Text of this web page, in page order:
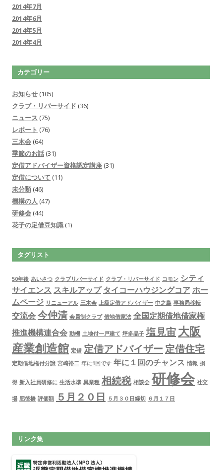
2014年7月
2014年6月
2014年5月
2014年4月
カテゴリー
お知らせ (105)
クラブ・リバーサイド (36)
ニュース (75)
レポート (76)
三木会 (64)
季節のお話 (31)
定借アドバイザー資格認定講座 (31)
定借について (11)
未分類 (46)
機構の人 (47)
研修会 (44)
花子の定借豆知識 (1)
タグリスト
50年後 あいさつ クラブリバーサイド クラブ・リバーサイド コモン シティ
サイエンス スキルアップ タイコーハウジングコアホー
ムページ リニューアル 三木会 上級定借アドバイザー 中之島 事務局移転
交流会今仲清 会員制クラブ 借地借家法 全国定期借地借家権
推進機構連合会 動機 土地付一戸建て 坪多晶子 塩見宙大阪
産業創造館 定借 定借アドバイザー 定借住宅
定期借地権付分譲 宮崎裕二 年に1回です 年に１回のチャンス 情報 損
得 新入社員研修に 生活水準 異業種 相続税 相談会 研修会 社交
場 肥後橋 評価額 ５月２０日 ５月３０日締切 ６月１７日
リンク集